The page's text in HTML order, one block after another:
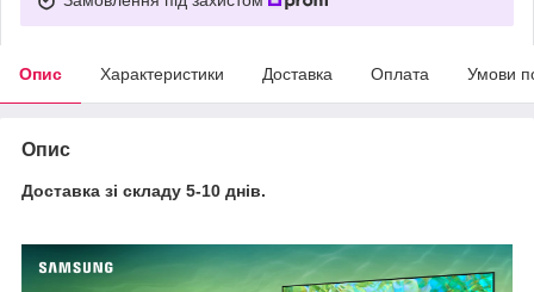
Опис Характеристики Доставка Оплата Умови
Опис
Доставка зі складу 5-10 днів.